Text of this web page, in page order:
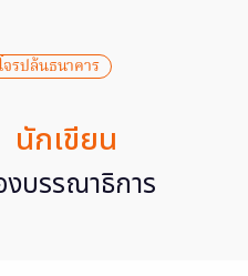
โจรปล้นธนาคาร
นักเขียน
งบรรณาธิการ